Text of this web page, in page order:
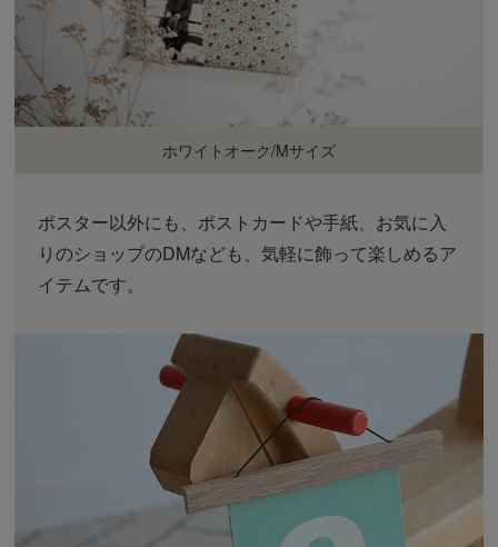
ホワイトオーク/Mサイズ
ポスター以外にも、ポストカードや手紙、お気に入
りのショップのDMなども、気軽に飾って楽しめるア
イテムです。